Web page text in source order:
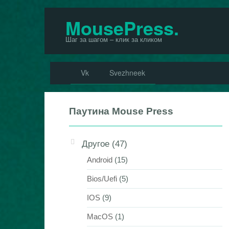
MousePress.
Шаг за шагом – клик за кликом
Vk Svezhneek
Паутина Mouse Press
Другое (47)
Android (15)
Bios/Uefi (5)
IOS (9)
MacOS (1)